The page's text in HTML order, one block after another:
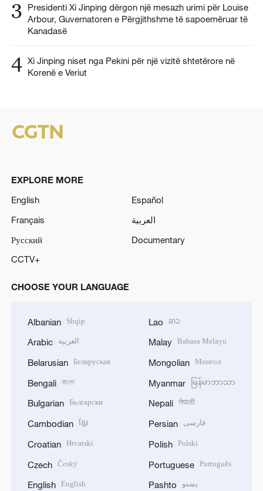
3
Presidenti Xi Jinping dërgon një mesazh urimi për Louise
Arbour, Guvernatoren e Përgjithshme të sapoemëruar të
Kanadasë
4 Xi Jinping niset nga Pekini për një vizitë shtetërore në
Korenë e Veriut
EXPLORE MORE
English
Español
Français
العربية
Русский
Documentary
CCTV+
CHOOSE YOUR LANGUAGE
Albanian Shqip
Arabic العربية
Belarusian Беларуская
Bengali বাংলা
Bulgarian Български
Cambodian ខ្មែរ
Croatian Hrvatski
Czech Český
English English
Lao ລາວ
Malay Bahasa Melayu
Mongolian Монгол
Myanmar မြန်မာဘာသာ
Nepali नेपाली
Persian فارسی
Polish Polski
Portuguese Português
Pashto پښتو